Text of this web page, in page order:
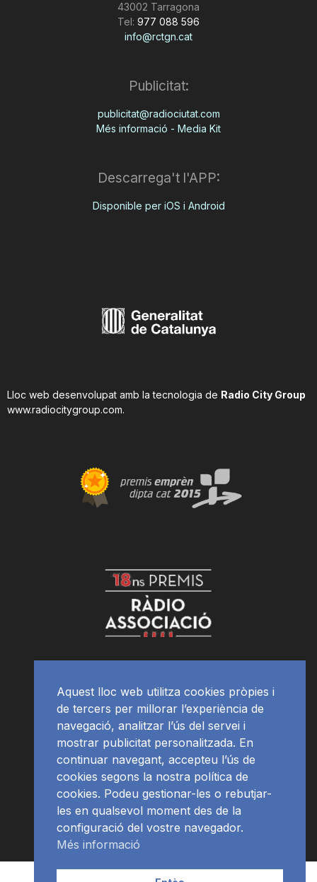
43002 Tarragona
Tel: 977 088 596
info@rctgn.cat
Publicitat:
publicitat@radiociutat.com
Més informació - Media Kit
Descarrega't l'APP:
Disponible per iOS i Android
Lloc web desenvolupat amb la tecnologia de Radio City Group
www.radiocitygroup.com.
APP Programació
Aquest lloc web utilitza cookies pròpies i
de tercers per millorar l’experiència de
navegació, analitzar l’ús del servei i
mostrar publicitat personalitzada. En
continuar navegant, accepteu l’ús de
cookies segons la nostra política de
cookies. Podeu gestionar-les o rebutjar-
les en qualsevol moment des de la
configuració del vostre navegador.
Més informació